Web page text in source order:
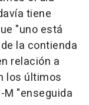
tiene
"uno está
la contienda
relación a
los últimos
M "enseguida